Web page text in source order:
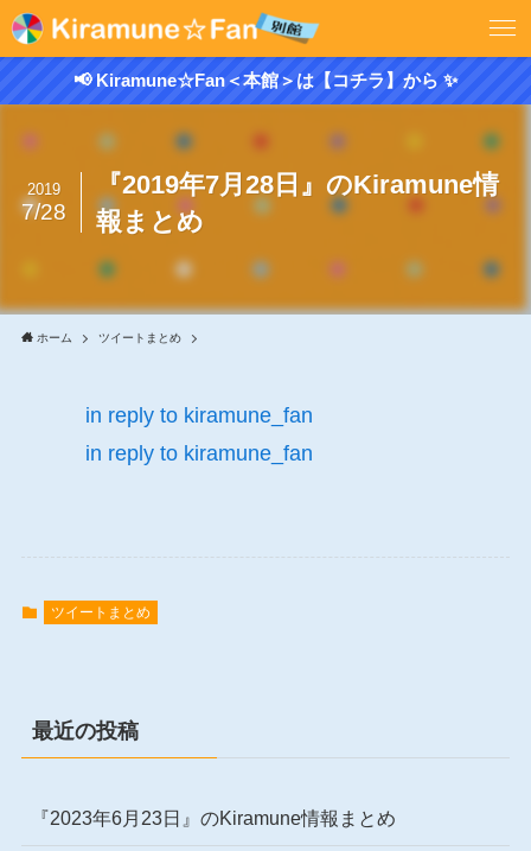
📢 Kiramune☆Fan＜本館＞は【コチラ】から ✨
『2019年7月28日』のKiramune情
報まとめ
2019
7/28
ホーム ツイートまとめ
in reply to kiramune_fan
in reply to kiramune_fan
ツイートまとめ
最近の投稿
『2023年6月23日』のKiramune情報まとめ